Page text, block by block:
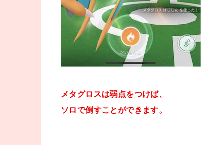
メタグロスは弱点をつけば、
ソロで倒すことができます。